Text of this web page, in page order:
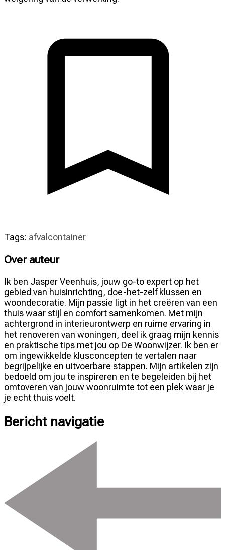
Tags: afvalcontainer
Over auteur
Ik ben Jasper Veenhuis, jouw go-to expert op het
gebied van huisinrichting, doe-het-zelf klussen en
woondecoratie. Mijn passie ligt in het creëren van een
thuis waar stijl en comfort samenkomen. Met mijn
achtergrond in interieurontwerp en ruime ervaring in
het renoveren van woningen, deel ik graag mijn kennis
en praktische tips met jou op De Woonwijzer. Ik ben er
om ingewikkelde klusconcepten te vertalen naar
begrijpelijke en uitvoerbare stappen. Mijn artikelen zijn
bedoeld om jou te inspireren en te begeleiden bij het
omtoveren van jouw woonruimte tot een plek waar je
je echt thuis voelt.
Bericht navigatie